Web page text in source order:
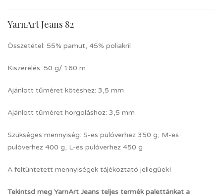
YarnArt Jeans 82
Összetétel: 55% pamut, 45% poliakril
Kiszerelés: 50 g/ 160 m
Ajánlott tűméret kötéshez: 3,5 mm
Ajánlott tűméret horgoláshoz: 3,5 mm
Szükséges mennyiség: S-es pulóverhez 350 g, M-es
pulóverhez 400 g, L-es pulóverhez 450 g
A feltüntetett mennyiségek tájékoztató jellegűek!
Tekintsd meg YarnArt Jeans teljes termék palettánkat a